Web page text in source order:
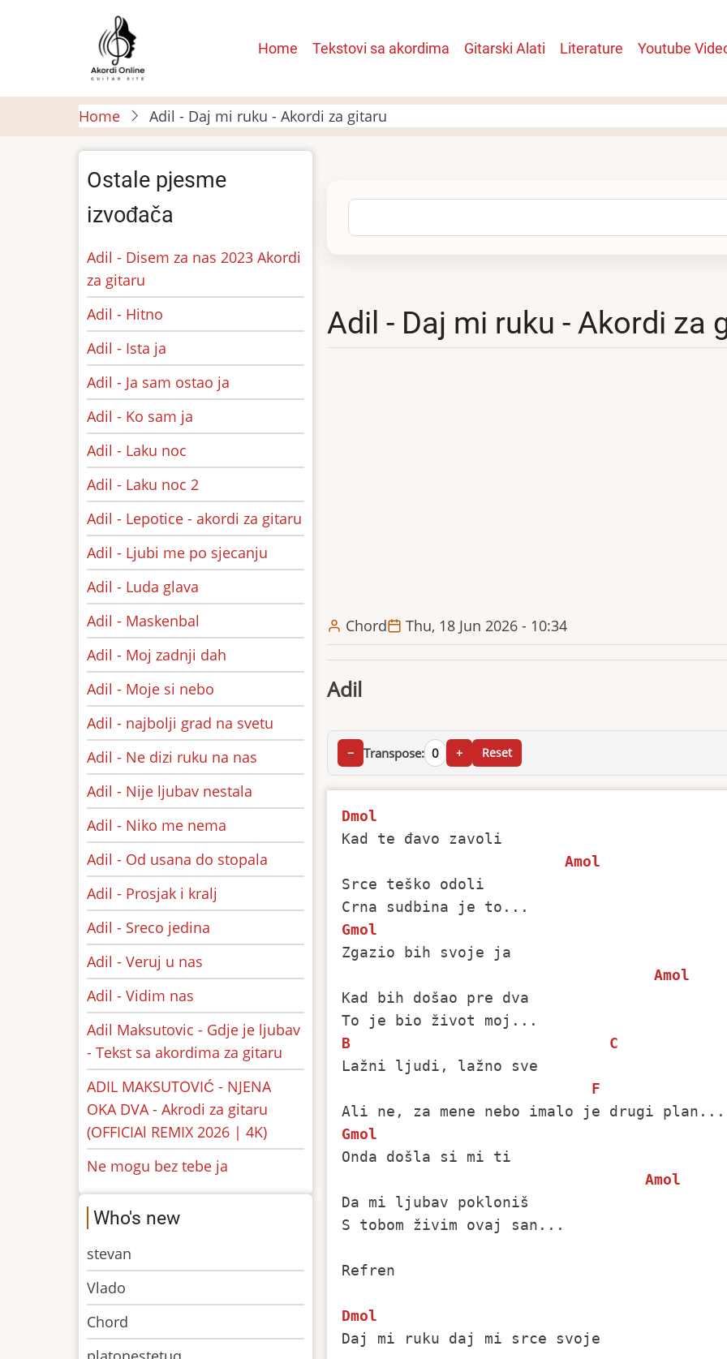
Main
Home Tekstovi sa akordima Gitarski Alati Literature Youtube
Home Adil - Daj mi ruku - Akordi za gitaru
Adil - Daj mi ruku - Akordi za
Chord Thu, 18 Jun 2026 - 10:34
Adil
− Transpose: 0 + Reset
Dmol
Kad te đavo zavoli
Amol
Srce teško odoli
Gmol
Zgazio bih svoje ja
Amol
Kad bih došao pre dva
B
C
Lažni ljudi, lažno sve
F
Gmol
Onda došla si mi ti
Amol
Da mi ljubav pokloniš
S tobom živim ovaj san...
Refren
Dmol
Daj mi ruku daj mi srce svoje
Ostale pjesme
izvođača
Adil - Disem za nas 2023 Akordi
za gitaru
Adil - Hitno
Adil - Ista ja
Adil - Ja sam ostao ja
Adil - Ko sam ja
Adil - Laku noc
Adil - Laku noc 2
Adil - Lepotice - akordi za gitaru
Adil - Ljubi me po sjecanju
Adil - Luda glava
Adil - Maskenbal
Adil - Moj zadnji dah
Adil - Moje si nebo
Adil - najbolji grad na svetu
Adil - Ne dizi ruku na nas
Adil - Nije ljubav nestala
Adil - Niko me nema
Adil - Od usana do stopala
Adil - Prosjak i kralj
Adil - Sreco jedina
Adil - Veruj u nas
Adil - Vidim nas
Adil Maksutovic - Gdje je ljubav
- Tekst sa akordima za gitaru
ADIL MAKSUTOVIĆ - NJENA
OKA DVA - Akrodi za gitaru
(OFFICIAl REMIX 2026 | 4K)
Ne mogu bez tebe ja
Who's new
stevan
Vlado
Chord